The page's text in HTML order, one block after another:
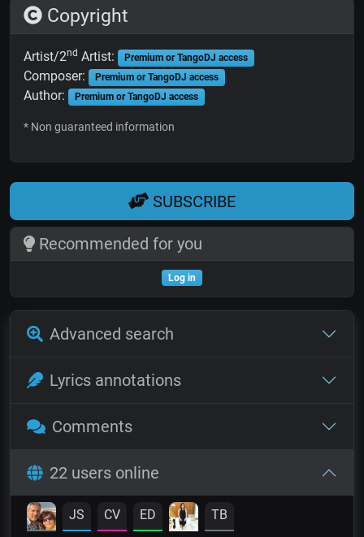
Copyright
Artist/2nd Artist: Premium or TangoDJ access
Composer: Premium or TangoDJ access
Author: Premium or TangoDJ access
* Non guaranteed information
SUBSCRIBE
Recommended for you
Log in
Advanced search
Lyrics annotations
Comments
22 users online
JS CV ED TB